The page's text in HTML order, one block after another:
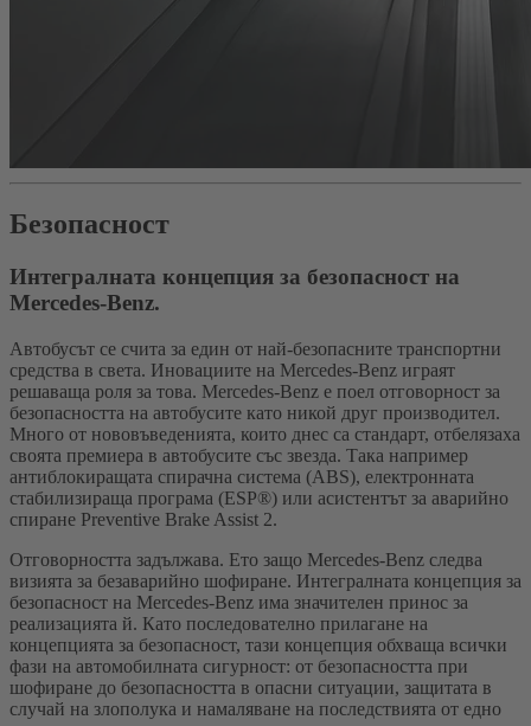
Безопасност
Интегралната концепция за безопасност на
Mercedes-Benz.
Автобусът се счита за един от най-безопасните транспортни
средства в света. Иновациите на Mercedes-Benz играят
решаваща роля за това. Mercedes-Benz е поел отговорност за
безопасността на автобусите като никой друг производител.
Много от нововъведенията, които днес са стандарт, отбелязаха
своята премиера в автобусите със звезда. Така например
антиблокиращата спирачна система (ABS), електронната
стабилизираща програма (ESP®) или асистентът за аварийно
спиране Preventive Brake Assist 2.
Отговорността задължава. Ето защо Mercedes-Benz следва
визията за безаварийно шофиране. Интегралната концепция за
безопасност на Mercedes-Benz има значителен принос за
реализацията й. Като последователно прилагане на
концепцията за безопасност, тази концепция обхваща всички
фази на автомобилната сигурност: от безопасността при
шофиране до безопасността в опасни ситуации, защитата в
случай на злополука и намаляване на последствията от едно